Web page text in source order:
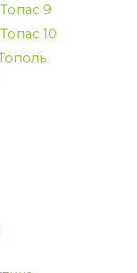
9
10